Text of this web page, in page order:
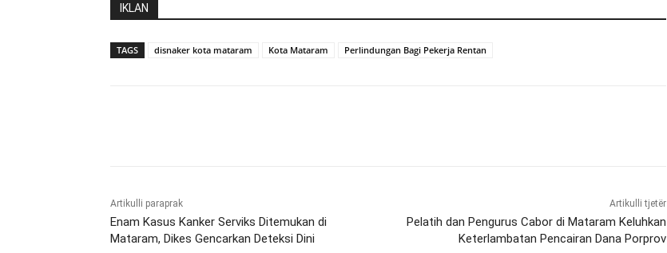
IKLAN
TAGS disnaker kota mataram Kota Mataram Perlindungan Bagi Pekerja Rentan
Artikulli paraprak
Enam Kasus Kanker Serviks Ditemukan di
Mataram, Dikes Gencarkan Deteksi Dini
Artikulli tjetër
Pelatih dan Pengurus Cabor di Mataram Keluhkan
Keterlambatan Pencairan Dana Porprov